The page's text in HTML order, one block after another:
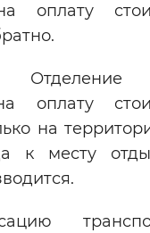
оплату
оплату
на
к месту